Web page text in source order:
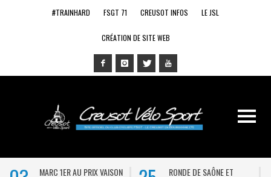
#TRAINHARD FSGT 71 CREUSOT INFOS LE JSL
CRÉATION DE SITE WEB
MARC 1ER AU PRIX VAISON
RONDE DE SAÔNE ET